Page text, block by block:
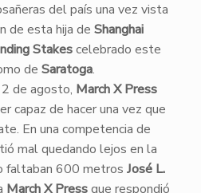
del país una vez vista
de esta hija de Shanghai
Stakescelebrado este
de Saratoga.
de agosto, March X Press
capaz de hacer una vez que
En una competencia de
mal quedando lejos en la
faltaban 600 metros José L.
March X Pressque respondió